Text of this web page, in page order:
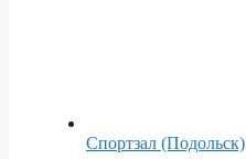
Спортзал (Подольск)